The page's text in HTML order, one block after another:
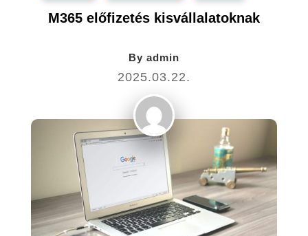
M365 előfizetés kisvállalatoknak
By admin
2025.03.22.